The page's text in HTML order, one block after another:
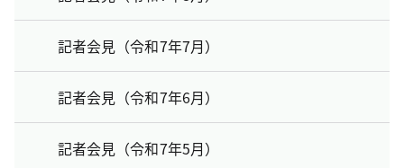
記者会見（令和7年7月）
記者会見（令和7年6月）
記者会見（令和7年5月）